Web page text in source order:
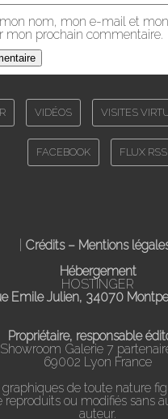
nom, mon e-mail et
mon prochain commentaire.
VIDÉOS VISITES
FACEBOOK FLUX RSS
Crédits – Mentions
Hébergement
HOSTINGER
Emile Julien, 34070
Propriétaire, responsable
Galerie 7
69002 Lyon France
de toute nature
reproduits ou modifiés sans
auteur.